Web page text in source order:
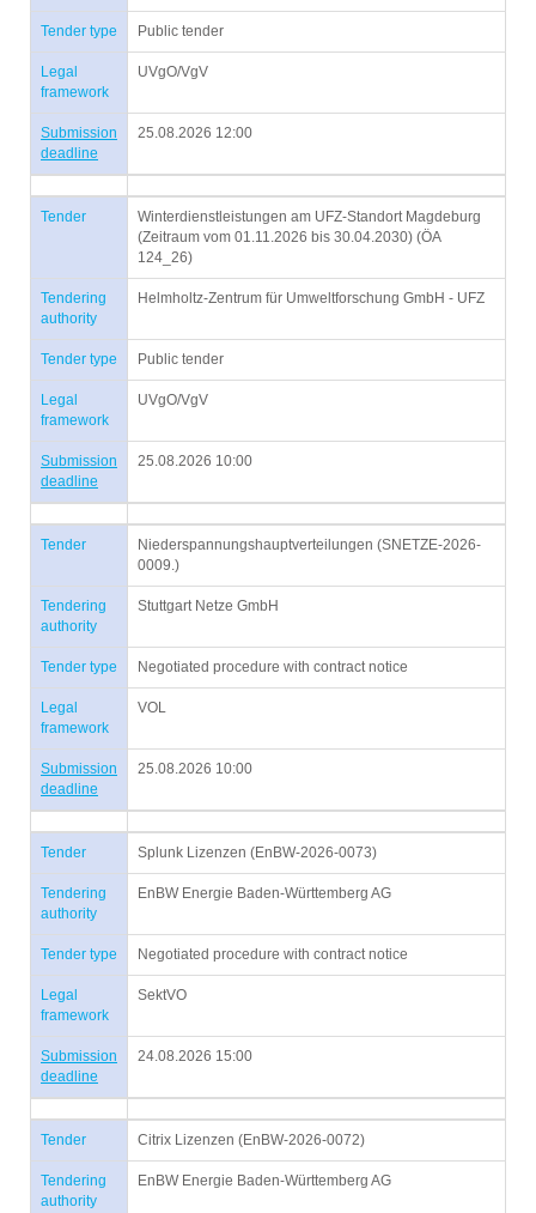
Tender type Public tender
Legal
framework
UVgO/VgV
Submission
deadline
25.08.2026 12:00
Tender
Winterdienstleistungen am UFZ-Standort Magdeburg
(Zeitraum vom 01.11.2026 bis 30.04.2030) (ÖA
124_26)
Tendering
authority
Helmholtz-Zentrum für Umweltforschung GmbH - UFZ
Tender type Public tender
Legal
framework
UVgO/VgV
Submission
deadline
25.08.2026 10:00
Tender
Niederspannungshauptverteilungen (SNETZE-2026-
0009.)
Tendering
authority
Stuttgart Netze GmbH
Tender type Negotiated procedure with contract notice
Legal
framework
VOL
Submission
deadline
25.08.2026 10:00
Tender Splunk Lizenzen (EnBW-2026-0073)
Tendering
authority
EnBW Energie Baden-Württemberg AG
Tender type Negotiated procedure with contract notice
Legal
framework
SektVO
Submission
deadline
24.08.2026 15:00
Tender Citrix Lizenzen (EnBW-2026-0072)
Tendering
authority
EnBW Energie Baden-Württemberg AG